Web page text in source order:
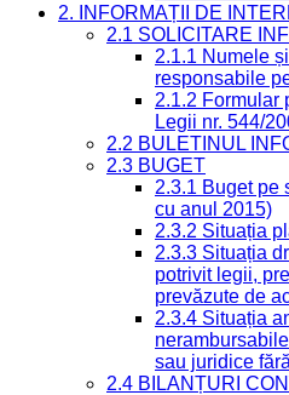
2. INFORMAȚII DE
2.1 SOLICITARE
2.1.1 Numele
responsabile
2.1.2 Formular
Legii nr. 544/
2.2 BULETINUL
2.3 BUGET
2.3.1 Buget pe
cu anul 2015)
2.3.2 Situația
2.3.3 Situația
potrivit legii,
prevăzute de
2.3.4 Situația
sau juridice
2.4 BILANȚURI